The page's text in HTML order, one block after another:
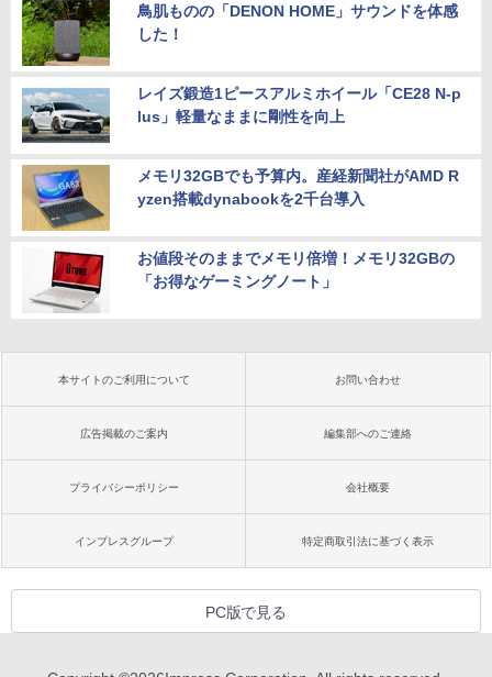
鳥肌ものの「DENON HOME」サウンドを体感
した！
レイズ鍛造1ピースアルミホイール「CE28 N-p
lus」軽量なままに剛性を向上
メモリ32GBでも予算内。産経新聞社がAMD R
yzen搭載dynabookを2千台導入
お値段そのままでメモリ倍増！メモリ32GBの
「お得なゲーミングノート」
本サイトのご利用について お問い合わせ
広告掲載のご案内 編集部へのご連絡
プライバシーポリシー 会社概要
インプレスグループ 特定商取引法に基づく表示
PC版で見る